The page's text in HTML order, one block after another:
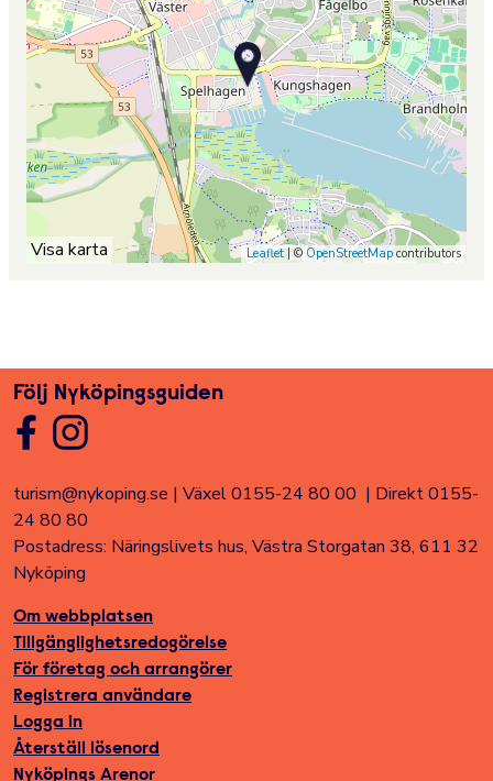
Leaflet| © OpenStreetMap contributors
Visa karta
Följ Nyköpingsguiden
turism@nykoping.se | Växel 0155-24 80 00 | Direkt 0155-
24 80 80
Postadress: Näringslivets hus, Västra Storgatan 38, 611 32
Nyköping
Om webbplatsen
Tillgänglighetsredogörelse
För företag och arrangörer
Registrera användare
Logga in
Återställ lösenord
Nyköpings Arenor